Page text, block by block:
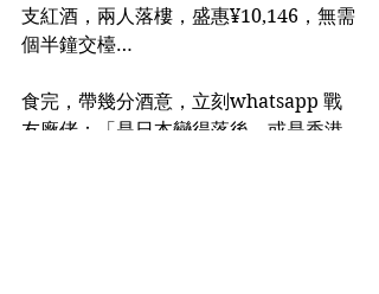
支紅酒，兩人落樓，盛惠¥10,146，無需
個半鐘交檯…
食完，帶幾分酒意，立刻whatsapp 戰
友廠佬：「是日本變得落後，或是香港